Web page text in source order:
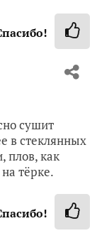
сушит
в стеклянных
плов, как
тёрке.